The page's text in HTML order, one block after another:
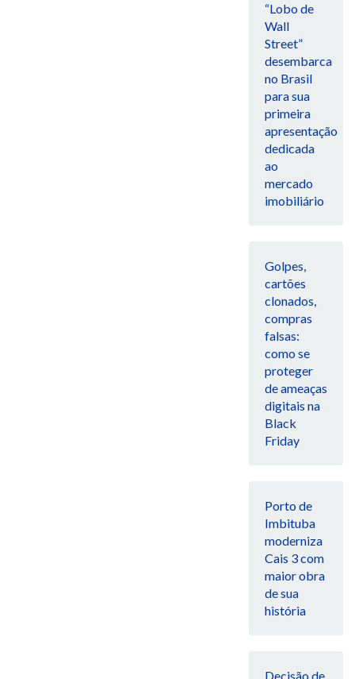
“Lobo de
Wall
Street”
desembarca
no Brasil
para sua
primeira
apresentação
dedicada
ao
mercado
imobiliário
Golpes,
cartões
clonados,
compras
falsas:
como se
proteger
de ameaças
digitais na
Black
Friday
Porto de
Imbituba
moderniza
Cais 3 com
maior obra
de sua
história
Decisão de